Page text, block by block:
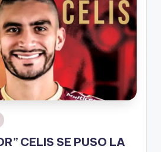
CELIS SE PUSO LA